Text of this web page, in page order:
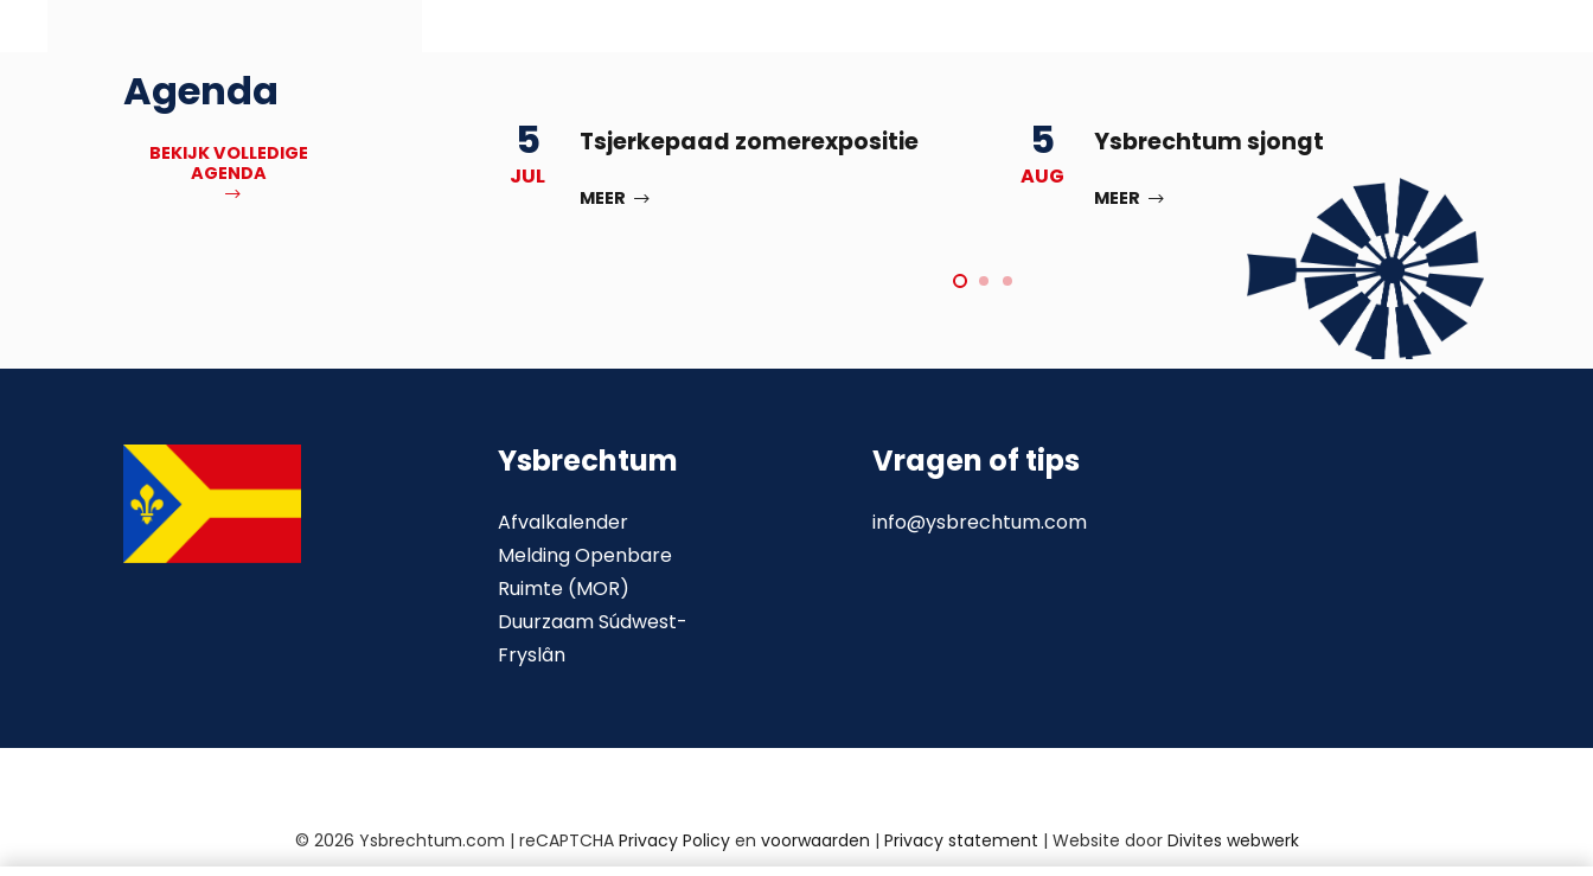
Agenda
BEKIJK VOLLEDIGE
AGENDA
Deadline Bronbankpraet 5
JUL
Tsjerkepaad zomerexpositie
MEER
5
AUG
Ysbrechtum sjongt
MEER
Ysbrechtum
Afvalkalender
Melding Openbare
Ruimte (MOR)
Duurzaam Súdwest-
Fryslân
Vragen of tips
info@ysbrechtum.com
© 2026 Ysbrechtum.com | reCAPTCHA Privacy Policyen voorwaarden | Privacy statement | Website door Divites webwerk